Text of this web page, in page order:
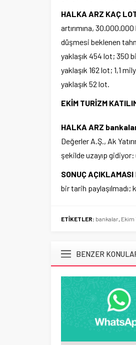
HALKA ARZ KAÇ
artırımına, 30.000.000
düşmesi beklenen
yaklaşık 454 lot; 350
yaklaşık 162 lot; 1,1
yaklaşık 52 lot.
EKİM TURİZM
HALKA ARZ
Değerler A.Ş., Ak
şekilde uzayıp
SONUÇ AÇIKLAMASI
bir tarih paylaşılmadı;
ETİKETLER: bankalar, Ekim
BENZER